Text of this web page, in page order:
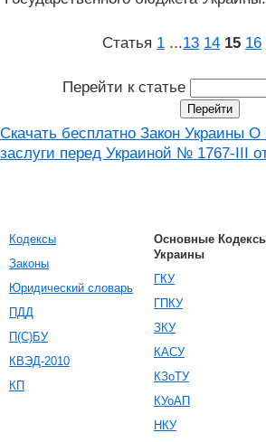
Статья 1 ...13 14 15 16
Перейти к статье
Скачать бесплатно Закон Украины
заслуги перед Украиной № 1767-III
Кодексы
Законы
Юридический словарь
ПДД
П(С)БУ
КВЭД-2010
КП
Основные
Украины
ГКУ
ГПКУ
ЗКУ
КАСУ
КЗоТУ
КУоАП
НКУ